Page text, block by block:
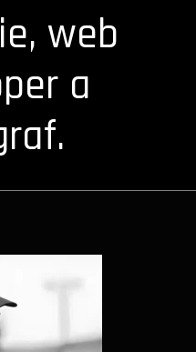
web
a